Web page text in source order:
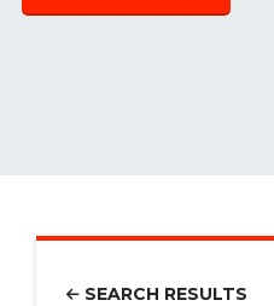
SEARCH RESULTS